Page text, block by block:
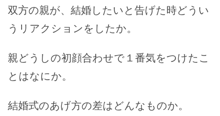
双方の親が、結婚したいと告げた時どうい
うリアクションをしたか。
親どうしの初顔合わせで１番気をつけたこ
とはなにか。
結婚式のあげ方の差はどんなものか。